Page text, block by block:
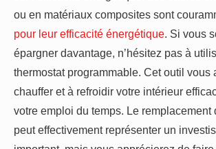
ou en matériaux composites sont
pour leur efficacité énergétique. Si vous
épargner davantage, n’hésitez pas à
thermostat programmable. Cet outil vous
chauffer et à refroidir votre intérieur
votre emploi du temps. Le remplacement
peut effectivement représenter un